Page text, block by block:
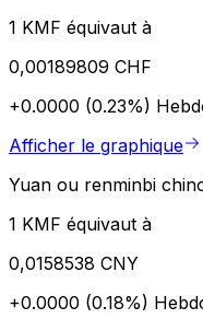
1 KMF équivaut à
0,00189809 CHF
+0.0000 (0.23%)
Afficher le graphique
Yuan ou renminbi
1 KMF équivaut à
0,0158538 CNY
+0.0000 (0.18%)